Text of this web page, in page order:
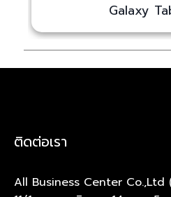
Galaxy
ติดต่อเรา
All Business Center